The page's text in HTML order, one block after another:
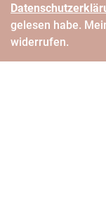
gelesen habe.
widerrufen.